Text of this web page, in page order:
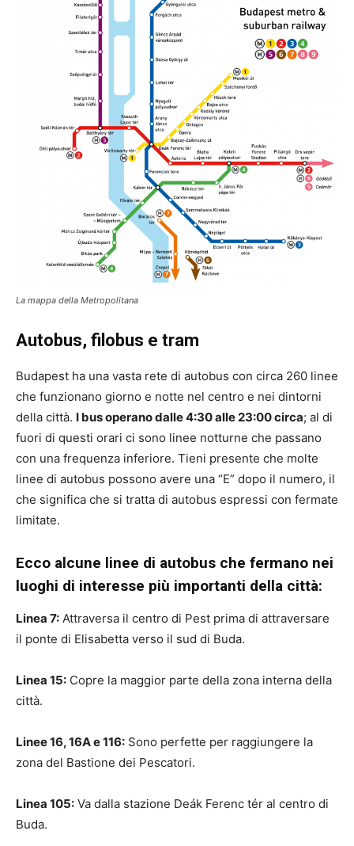
La mappa della Metropolitana
Autobus, filobus e tram
Budapest ha una vasta rete di autobus con circa 260 linee
che funzionano giorno e notte nel centro e nei dintorni
della città. I bus operano dalle 4:30 alle 23:00 circa; al di
fuori di questi orari ci sono linee notturne che passano
con una frequenza inferiore. Tieni presente che molte
linee di autobus possono avere una “E” dopo il numero, il
che significa che si tratta di autobus espressi con fermate
limitate.
Ecco alcune linee di autobus che fermano nei
luoghi di interesse più importanti della città:
Linea 7: Attraversa il centro di Pest prima di attraversare
il ponte di Elisabetta verso il sud di Buda.
Linea 15: Copre la maggior parte della zona interna della
città.
Linee 16, 16A e 116: Sono perfette per raggiungere la
zona del Bastione dei Pescatori.
Linea 105: Va dalla stazione Deák Ferenc tér al centro di
Buda.